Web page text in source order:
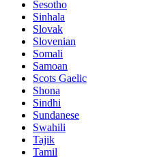
Sesotho
Sinhala
Slovak
Slovenian
Somali
Samoan
Scots Gaelic
Shona
Sindhi
Sundanese
Swahili
Tajik
Tamil